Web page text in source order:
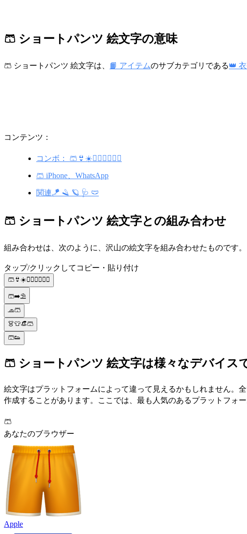
🩳 ショートパンツ 絵文字の意味
🩳 ショートパンツ 絵文字は、 📙 アイテムのサブカテゴリである👑
コンテンツ：
コンボ： 🩳👙☀️👩🏼‍❤️‍💋‍👨🏾
🩳 iPhone、WhatsApp
関連🪁 🪒 🪐 🩺 🩲
🩳 ショートパンツ 絵文字との組み合わせ
組み合わせは、次のように、沢山の絵文字を組み合わせたものです
タップ/クリックしてコピー・貼り付け
🩳👙☀️👩🏼‍❤️‍💋‍👨🏾
🩳➡️⛱️
🧢🩳
👗👕👒🩳
🩳👟
🩳 ショートパンツ 絵文字は様々なデバイス
絵文字はプラットフォームによって違って見えるかもしれません。
作成することがあります。ここでは、最も人気のあるプラットフォ
🩳
あなたのブラウザー
Apple